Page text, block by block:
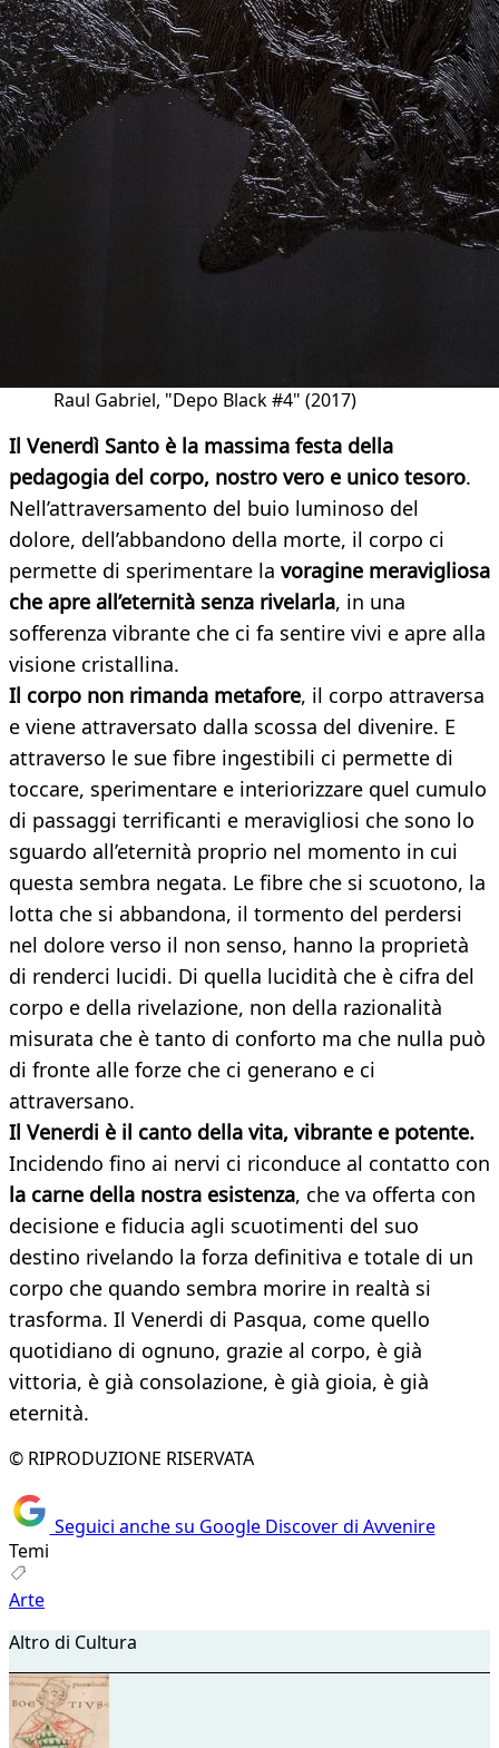
Raul Gabriel, "Depo Black #4" (2017)
Il Venerdì Santo è la massima festa della
pedagogia del corpo, nostro vero e unico tesoro.
Nell’attraversamento del buio luminoso del
dolore, dell’abbandono della morte, il corpo ci
permette di sperimentare la voragine meravigliosa
che apre all’eternità senza rivelarla, in una
sofferenza vibrante che ci fa sentire vivi e apre alla
visione cristallina.
Il corpo non rimanda metafore, il corpo attraversa
e viene attraversato dalla scossa del divenire. E
attraverso le sue fibre ingestibili ci permette di
toccare, sperimentare e interiorizzare quel cumulo
di passaggi terrificanti e meravigliosi che sono lo
sguardo all’eternità proprio nel momento in cui
questa sembra negata. Le fibre che si scuotono, la
lotta che si abbandona, il tormento del perdersi
nel dolore verso il non senso, hanno la proprietà
di renderci lucidi. Di quella lucidità che è cifra del
corpo e della rivelazione, non della razionalità
misurata che è tanto di conforto ma che nulla può
di fronte alle forze che ci generano e ci
attraversano.
Il Venerdi è il canto della vita, vibrante e potente.
Incidendo fino ai nervi ci riconduce al contatto con
la carne della nostra esistenza, che va offerta con
decisione e fiducia agli scuotimenti del suo
destino rivelando la forza definitiva e totale di un
corpo che quando sembra morire in realtà si
trasforma. Il Venerdi di Pasqua, come quello
quotidiano di ognuno, grazie al corpo, è già
vittoria, è già consolazione, è già gioia, è già
eternità.
© RIPRODUZIONE RISERVATA
Seguici anche su Google Discover di Avvenire
Temi
Arte
Altro di Cultura